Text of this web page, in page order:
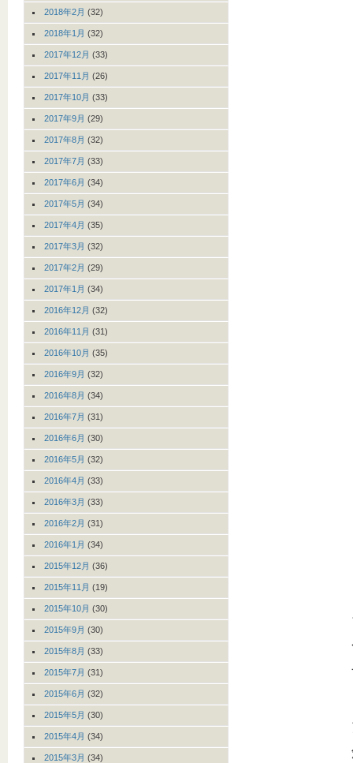
2018年2月 (32)
2018年1月 (32)
2017年12月 (33)
2017年11月 (26)
2017年10月 (33)
2017年9月 (29)
2017年8月 (32)
2017年7月 (33)
2017年6月 (34)
2017年5月 (34)
2017年4月 (35)
2017年3月 (32)
2017年2月 (29)
2017年1月 (34)
2016年12月 (32)
2016年11月 (31)
2016年10月 (35)
2016年9月 (32)
2016年8月 (34)
2016年7月 (31)
2016年6月 (30)
2016年5月 (32)
2016年4月 (33)
2016年3月 (33)
2016年2月 (31)
2016年1月 (34)
2015年12月 (36)
2015年11月 (19)
2015年10月 (30)
2015年9月 (30)
2015年8月 (33)
2015年7月 (31)
2015年6月 (32)
2015年5月 (30)
2015年4月 (34)
2015年3月 (34)